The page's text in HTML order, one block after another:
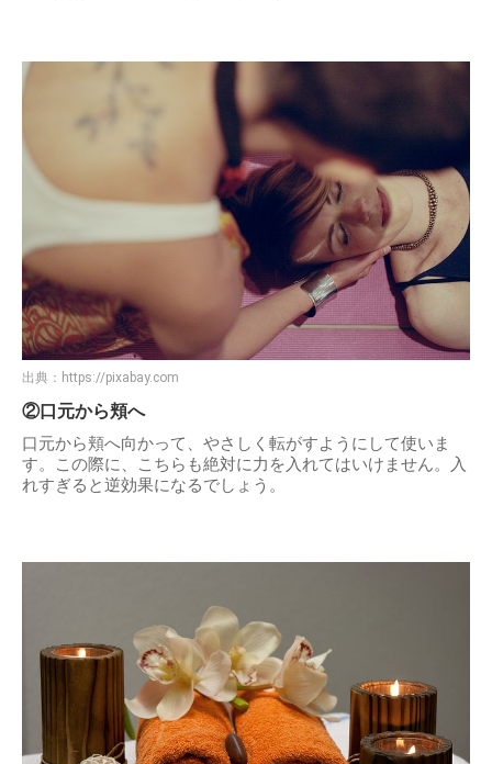
出典： https://pixabay.com
②口元から頬へ
口元から頬へ向かって、やさしく転がすようにして使いま
す。この際に、こちらも絶対に力を入れてはいけません。入
れすぎると逆効果になるでしょう。